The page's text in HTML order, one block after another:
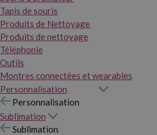
Tapis de souris
Produits de Nettoyage
Produits de nettoyage
Téléphonie
Outils
Montres connectées et wearables
Personnalisation
Personnalisation
Sublimation
Sublimation